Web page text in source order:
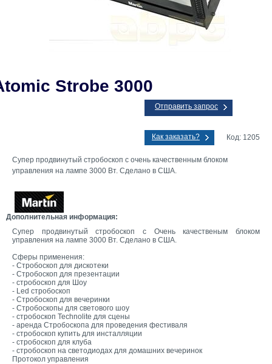
Strobe 3000
Отправить запрос
Как заказать? Код: 1205
Супер продвинутый стробоскоп с очень качественным блоком
управления на лампе 3000 Вт. Сделано в США.
Дополнительная информация:
Супер продвинутый стробоскоп с Очень качественым блоком
управления на лампе 3000 Вт. Сделано в США.
Сферы применения:
- Стробоскоп для дискотеки
- Стробоскоп для презентации
- стробоскоп для Шоу
- Led стробоскоп
- Стробоскоп для вечеринки
- Стробоскопы для светового шоу
- стробоскоп Technolite для сцены
- аренда Стробоскопа для проведения фестиваля
- стробоскоп купить для инсталляции
- стробоскоп для клуба
- стробоскоп на светодиодах для домашних вечеринок
Протокол управления